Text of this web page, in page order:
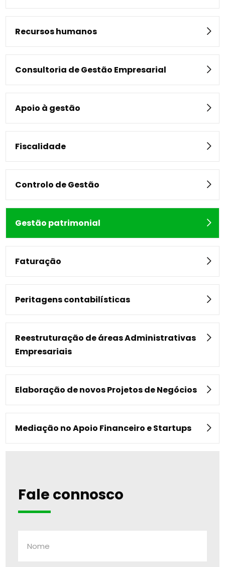
Recursos humanos
Consultoria de Gestão Empresarial
Apoio à gestão
Fiscalidade
Controlo de Gestão
Gestão patrimonial
Faturação
Peritagens contabilísticas
Reestruturação de áreas Administrativas
Empresariais
Elaboração de novos Projetos de Negócios
Mediação no Apoio Financeiro e Startups
Fale connosco